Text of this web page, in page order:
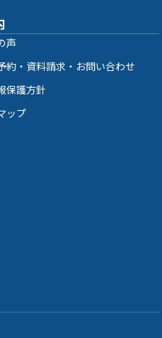
声
約・資料請求・お問い合わせ
保護方針
ップ